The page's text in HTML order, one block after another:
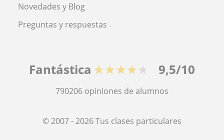
Novedades y Blog
Preguntas y respuestas
Fantástica ★★★★★ 9,5/10
790206 opiniones de alumnos
© 2007 - 2026 Tus clases particulares